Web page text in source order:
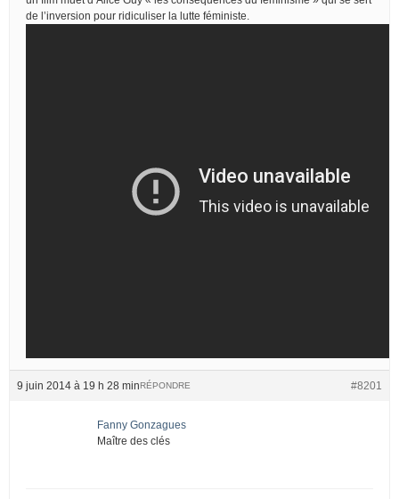
de l’inversion pour ridiculiser la lutte féministe.
9 juin 2014 à 19 h 28 min #8201
RÉPONDRE
Fanny Gonzagues
Maître des clés